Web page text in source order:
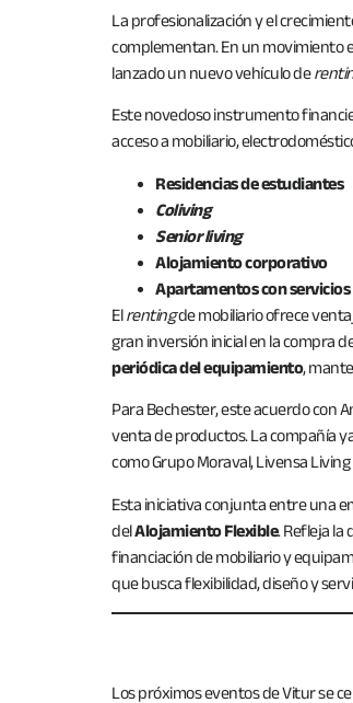
La profesionalización y el
complementan. En un movimiento
lanzado un nuevo vehículo de
Este novedoso instrumento
acceso a mobiliario,
Residencias de estudiantes
Coliving
Senior living
Alojamiento corporativo
Apartamentos con servicios
Elrentingde mobiliario ofrece
gran inversión inicial en la compra
periódica del equipamiento,
Para Bechester, este acuerdo con
venta de productos. La compañía
como Grupo Moraval, Livensa Living
Esta iniciativa conjunta entre una
delAlojamiento Flexible. Refleja la
financiación de mobiliario y
que busca flexibilidad, diseño y
Los próximos eventos de Vitur se